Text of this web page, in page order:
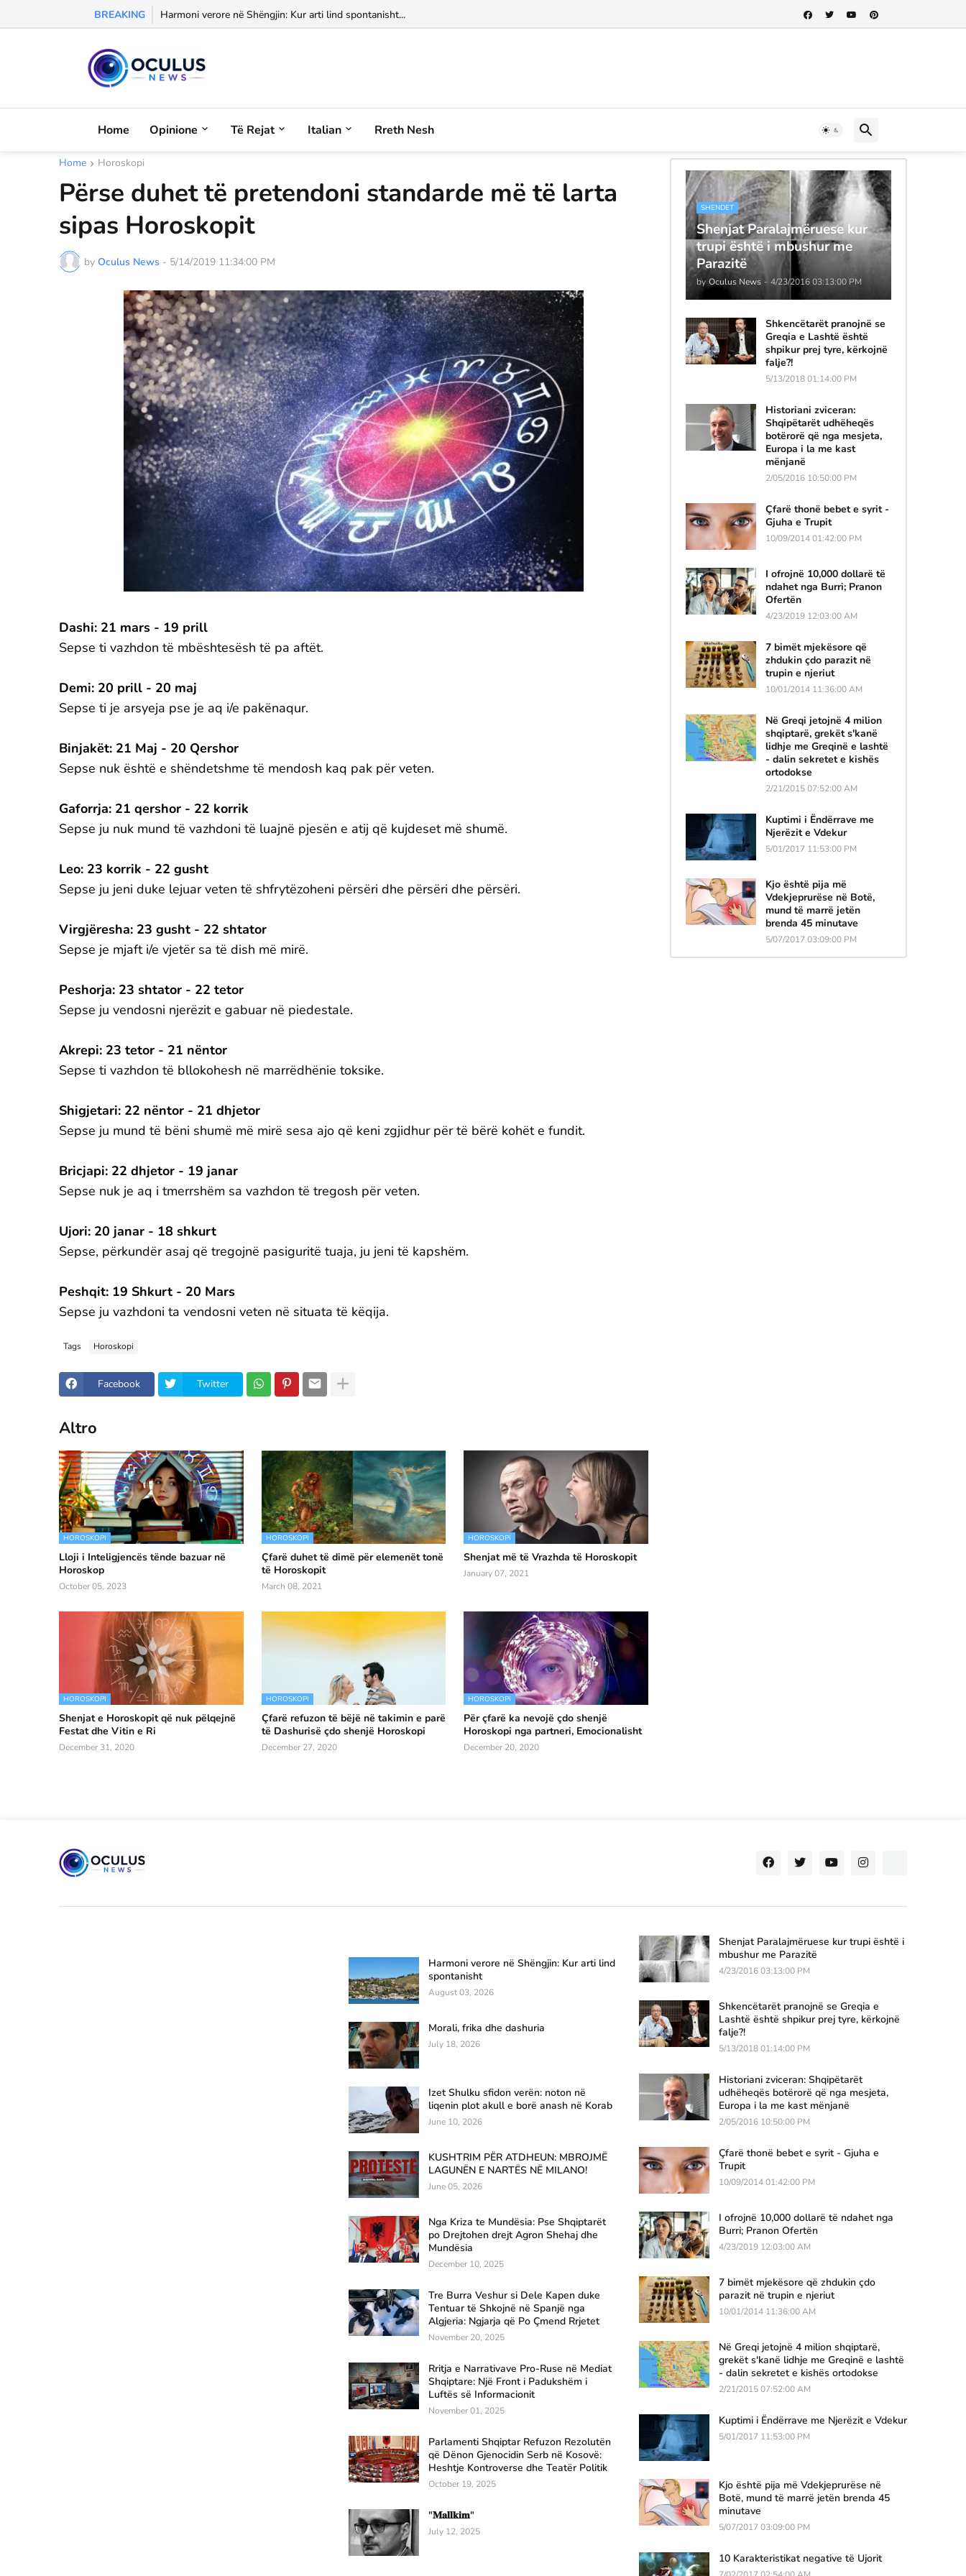
BREAKING Morali, frika dhe dashuria...
Home Opinione Të Rejat Italian Rreth Nesh
Home Horoskopi
Përse duhet të pretendoni standarde më të larta
sipas Horoskopit
by Oculus News - 5/14/2019 11:34:00 PM
Dashi: 21 mars - 19 prill
Sepse ti vazhdon të mbështesësh të pa aftët.
Demi: 20 prill - 20 maj
Sepse ti je arsyeja pse je aq i/e pakënaqur.
Binjakët: 21 Maj - 20 Qershor
Sepse nuk është e shëndetshme të mendosh kaq pak për veten.
Gaforrja: 21 qershor - 22 korrik
Sepse ju nuk mund të vazhdoni të luajnë pjesën e atij që kujdeset më shumë.
Leo: 23 korrik - 22 gusht
Sepse ju jeni duke lejuar veten të shfrytëzoheni përsëri dhe përsëri dhe përsëri.
Virgjëresha: 23 gusht - 22 shtator
Sepse je mjaft i/e vjetër sa të dish më mirë.
Peshorja: 23 shtator - 22 tetor
Sepse ju vendosni njerëzit e gabuar në piedestale.
Akrepi: 23 tetor - 21 nëntor
Sepse ti vazhdon të bllokohesh në marrëdhënie toksike.
Shigjetari: 22 nëntor - 21 dhjetor
Sepse ju mund të bëni shumë më mirë sesa ajo që keni zgjidhur për të bërë kohët e fundit.
Bricjapi: 22 dhjetor - 19 janar
Sepse nuk je aq i tmerrshëm sa vazhdon të tregosh për veten.
Ujori: 20 janar - 18 shkurt
Sepse, përkundër asaj që tregojnë pasiguritë tuaja, ju jeni të kapshëm.
Peshqit: 19 Shkurt - 20 Mars
Sepse ju vazhdoni ta vendosni veten në situata të këqija.
Tags Horoskopi
Facebook Twitter
Altro
HOROSKOPI
Lloji i Inteligjencës tënde bazuar në
Horoskop
October 05, 2023
HOROSKOPI
Çfarë duhet të dimë për elemenët tonë
të Horoskopit
March 08, 2021
HOROSKOPI
Shenjat më të Vrazhda të Horoskopit
January 07, 2021
HOROSKOPI
Shenjat e Horoskopit që nuk pëlqejnë
Festat dhe Vitin e Ri
December 31, 2020
HOROSKOPI
Çfarë refuzon të bëjë në takimin e parë
të Dashurisë çdo shenjë Horoskopi
December 27, 2020
HOROSKOPI
Për çfarë ka nevojë çdo shenjë
Horoskopi nga partneri, Emocionalisht
December 20, 2020
SHENDET
Shenjat Paralajmëruese kur
trupi është i mbushur me
Parazitë
by Oculus News - 4/23/2016 03:13:00 PM
Shkencëtarët pranojnë se
Greqia e Lashtë është
shpikur prej tyre, kërkojnë
falje?!
5/13/2018 01:14:00 PM
Historiani zviceran:
Shqipëtarët udhëheqës
botërorë që nga mesjeta,
Europa i la me kast
mënjanë
2/05/2016 10:50:00 PM
Çfarë thonë bebet e syrit -
Gjuha e Trupit
10/09/2014 01:42:00 PM
I ofrojnë 10,000 dollarë të
ndahet nga Burri; Pranon
Ofertën
4/23/2019 12:03:00 AM
7 bimët mjekësore që
zhdukin çdo parazit në
trupin e njeriut
10/01/2014 11:36:00 AM
Në Greqi jetojnë 4 milion
shqiptarë, grekët s'kanë
lidhje me Greqinë e lashtë
- dalin sekretet e kishës
ortodokse
2/21/2015 07:52:00 AM
Kuptimi i Ëndërrave me
Njerëzit e Vdekur
5/01/2017 11:53:00 PM
Kjo është pija më
Vdekjeprurëse në Botë,
mund të marrë jetën
brenda 45 minutave
5/07/2017 03:09:00 PM
Harmoni verore në Shëngjin: Kur arti lind
spontanisht
August 03, 2026
Morali, frika dhe dashuria
July 18, 2026
Izet Shulku sfidon verën: noton në
liqenin plot akull e borë anash në Korab
June 10, 2026
KUSHTRIM PËR ATDHEUN: MBROJMË
LAGUNËN E NARTËS NË MILANO!
June 05, 2026
Nga Kriza te Mundësia: Pse Shqiptarët
po Drejtohen drejt Agron Shehaj dhe
Mundësia
December 10, 2025
Tre Burra Veshur si Dele Kapen duke
Tentuar të Shkojnë në Spanjë nga
Algjeria: Ngjarja që Po Çmend Rrjetet
November 20, 2025
Rritja e Narrativave Pro-Ruse në Mediat
Shqiptare: Një Front i Padukshëm i
Luftës së Informacionit
November 01, 2025
Parlamenti Shqiptar Refuzon Rezolutën
që Dënon Gjenocidin Serb në Kosovë:
Heshtje Kontroverse dhe Teatër Politik
October 19, 2025
"𝐌𝐚𝐥𝐥𝐤𝐢𝐦"
July 12, 2025
Shenjat Paralajmëruese kur trupi është i
mbushur me Parazitë
4/23/2016 03:13:00 PM
Shkencëtarët pranojnë se Greqia e
Lashtë është shpikur prej tyre, kërkojnë
falje?!
5/13/2018 01:14:00 PM
Historiani zviceran: Shqipëtarët
udhëheqës botërorë që nga mesjeta,
Europa i la me kast mënjanë
2/05/2016 10:50:00 PM
Çfarë thonë bebet e syrit - Gjuha e
Trupit
10/09/2014 01:42:00 PM
I ofrojnë 10,000 dollarë të ndahet nga
Burri; Pranon Ofertën
4/23/2019 12:03:00 AM
7 bimët mjekësore që zhdukin çdo
parazit në trupin e njeriut
10/01/2014 11:36:00 AM
Në Greqi jetojnë 4 milion shqiptarë,
grekët s'kanë lidhje me Greqinë e lashtë
- dalin sekretet e kishës ortodokse
2/21/2015 07:52:00 AM
Kuptimi i Ëndërrave me Njerëzit e Vdekur
5/01/2017 11:53:00 PM
Kjo është pija më Vdekjeprurëse në
Botë, mund të marrë jetën brenda 45
minutave
5/07/2017 03:09:00 PM
10 Karakteristikat negative të Ujorit